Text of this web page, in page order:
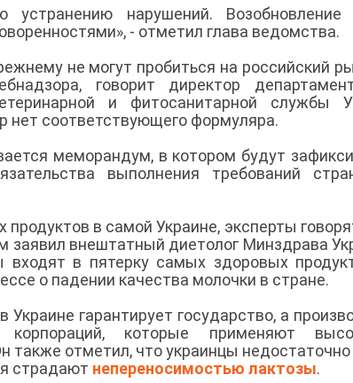
нарушений. Возобновление
- отметил глава ведомства.
не могут пробиться на российский
говорит директор
и фитосанитарной службы
нет соответствующего формуляра.
меморандум, в котором будут
выполнения требований
в самой Украине, эксперты
заявил внештатный диетолог Минздрава
входят в пятерку самых здоровых
о падении качества молочки в стране.
гарантирует государство, а
корпораций, которые применяют
также отметил, что украинцы
страдают непереносимостью лактозы.